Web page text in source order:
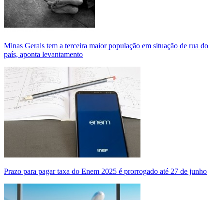
Minas Gerais tem a terceira maior população em situação de rua do
país, aponta levantamento
Prazo para pagar taxa do Enem 2025 é prorrogado até 27 de junho